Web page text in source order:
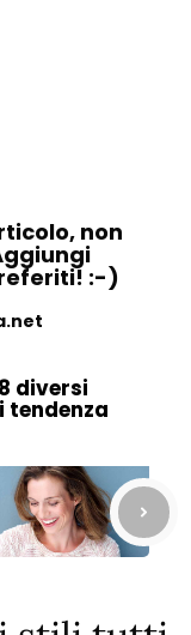
non
:-)
diversi